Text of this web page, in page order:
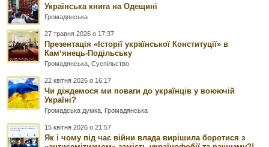
Українська книга на Одещині
Громадянська
27 травня 2026 о 17:37
Презентація «Історії української Конституції» в
Камʼянець-Подільську
Громадянська ,Суспільство
22 квітня 2026 о 16:17
Чи діждемося ми поваги до українців у воюючій
Україні?
Громадська думка Громадянська
15 квітня 2026 о 21:57
Як і чому під час війни влада вирішила боротися з